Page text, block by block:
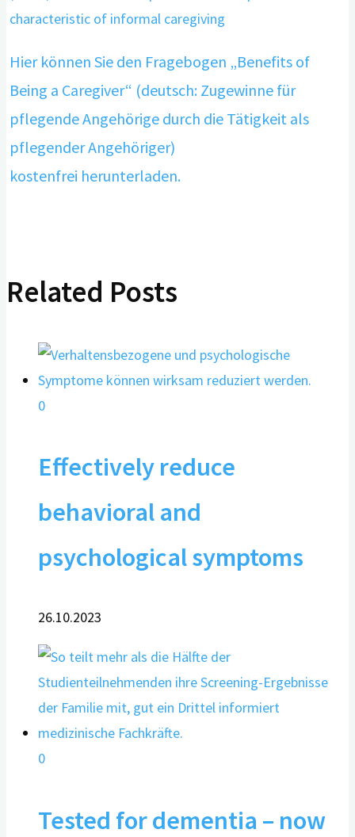
characteristic of informal caregiving
Hier können Sie den Fragebogen „Benefits of
Being a Caregiver“ (deutsch: Zugewinne für
pflegende Angehörige durch die Tätigkeit als
pflegender Angehöriger)
kostenfrei herunterladen.
Related Posts
0
Effectively reduce
behavioral and
psychological symptoms
26.10.2023
0
Tested for dementia – now